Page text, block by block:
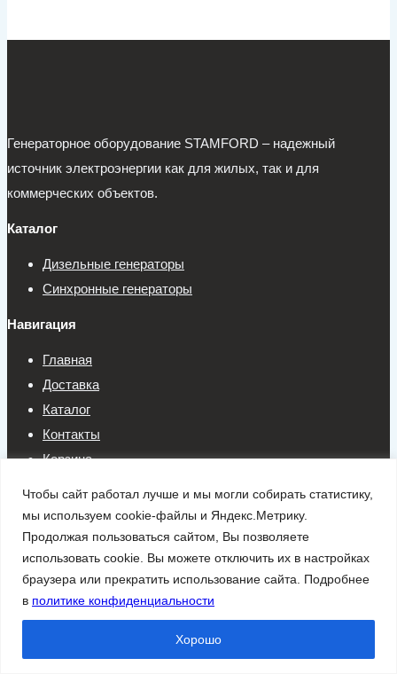
Чтобы сайт работал лучше и мы могли собирать статистику,
мы используем cookie-файлы и Яндекс.Метрику.
Продолжая пользоваться сайтом, Вы позволяете
использовать cookie. Вы можете отключить их в настройках
браузера или прекратить использование сайта. Подробнее
в политике конфиденциальности
Хорошо
Генераторное оборудование STAMFORD – надежный
источник электроэнергии как для жилых, так и для
коммерческих объектов.
Каталог
Дизельные генераторы
Синхронные генераторы
Навигация
Главная
Доставка
Каталог
Контакты
Корзина
Оформление заказа
Политика конфиденциальности
Согласие на обработку персональных данных
Контакты
Телефон: